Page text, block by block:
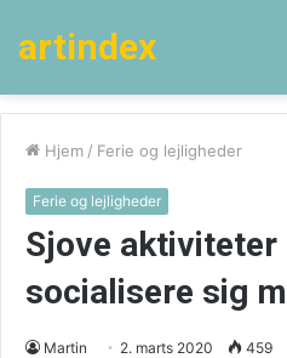
artindex
Hjem / Ferie og lejligheder
Ferie og lejligheder
Sjove
socialisere sig
Martin 2. marts 2020 459